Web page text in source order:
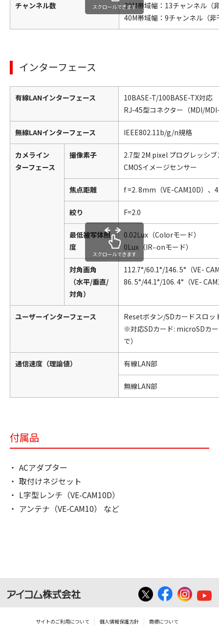
チャンネル数
20M帯域幅：13チャンネル（
40M帯域幅：9チャンネル（
スクロールできます
インターフェース
有線LANインターフェース
10BASE-T/100BASE-TX対応
RJ-45型コネクター（MDI/
無線LANインターフェース IEEE802.11b/g/n規格
カメライン
ターフェース
撮像素子
2.7型 2M pixel プログレッシ
CMOSイメージセンサー
焦点距離 f =2. 8mm（VE-CAM10D）、
絞り F=2.0
最低被写体照
度
0.02Lux（Colorモード）
0Lux（IR‒onモード）
対角画角
（水平/垂直/
対角）
112.7°/60.1°/146. 5°（VE-
86. 5°/44.1°/106. 4°（VE-
ユーザーインターフェース
Resetボタン/SDカードスロッ
※対応SDカード: microSDカ
で）
通信速度（理論値） 有線LAN部
無線LAN部
スクロールできます
付属品
ACアダプター
取付けネジセット
L字型レンチ（VE-CAM10D）
アンテナ（VE-CAM10） など
サイトのご利用について 個人情報保護方針 商標について